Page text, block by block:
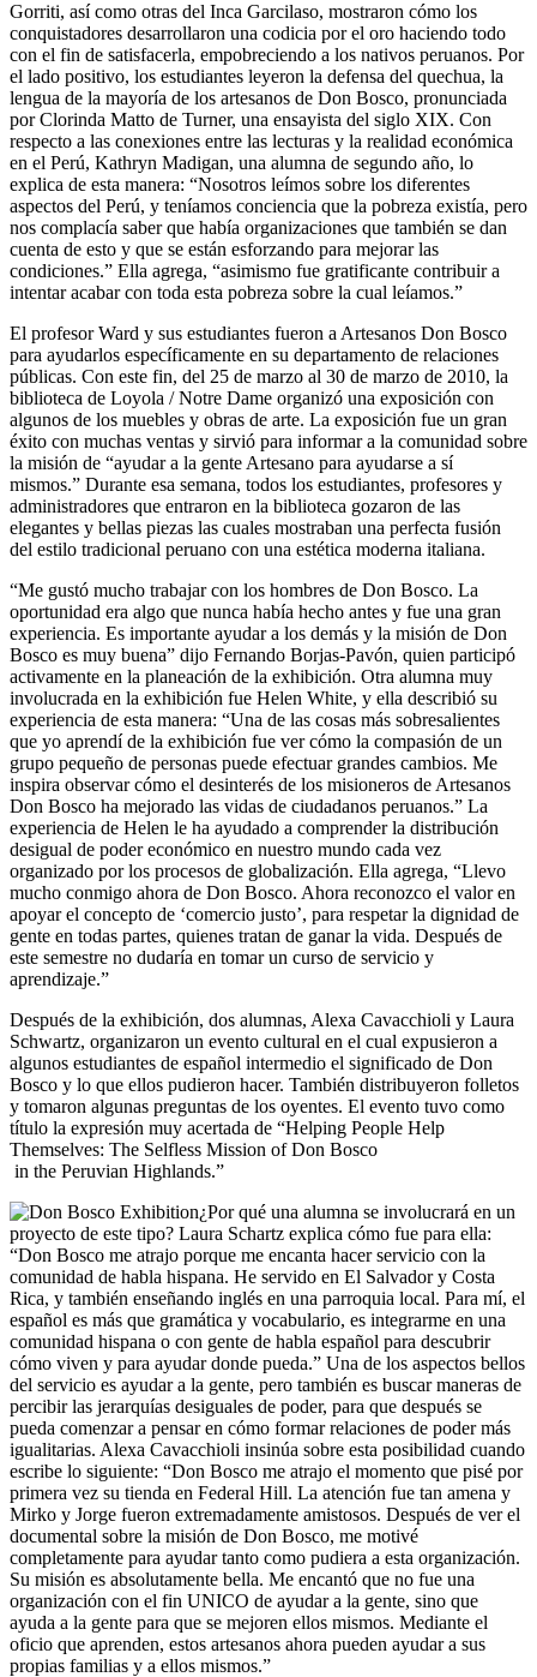
Gorriti, así como otras del Inca Garcilaso, mostraron cómo los
conquistadores desarrollaron una codicia por el oro haciendo todo
con el fin de satisfacerla, empobreciendo a los nativos peruanos. Por
el lado positivo, los estudiantes leyeron la defensa del quechua, la
lengua de la mayoría de los artesanos de Don Bosco, pronunciada
por Clorinda Matto de Turner, una ensayista del siglo XIX. Con
respecto a las conexiones entre las lecturas y la realidad económica
en el Perú, Kathryn Madigan, una alumna de segundo año, lo
explica de esta manera: “Nosotros leímos sobre los diferentes
aspectos del Perú, y teníamos conciencia que la pobreza existía, pero
nos complacía saber que había organizaciones que también se dan
cuenta de esto y que se están esforzando para mejorar las
condiciones.” Ella agrega, “asimismo fue gratificante contribuir a
intentar acabar con toda esta pobreza sobre la cual leíamos.”
El profesor Ward y sus estudiantes fueron a Artesanos Don Bosco
para ayudarlos específicamente en su departamento de relaciones
públicas. Con este fin, del 25 de marzo al 30 de marzo de 2010, la
biblioteca de Loyola / Notre Dame organizó una exposición con
algunos de los muebles y obras de arte. La exposición fue un gran
éxito con muchas ventas y sirvió para informar a la comunidad sobre
la misión de “ayudar a la gente Artesano para ayudarse a sí
mismos.” Durante esa semana, todos los estudiantes, profesores y
administradores que entraron en la biblioteca gozaron de las
elegantes y bellas piezas las cuales mostraban una perfecta fusión
del estilo tradicional peruano con una estética moderna italiana.
“Me gustó mucho trabajar con los hombres de Don Bosco. La
oportunidad era algo que nunca había hecho antes y fue una gran
experiencia. Es importante ayudar a los demás y la misión de Don
Bosco es muy buena” dijo Fernando Borjas-Pavón, quien participó
activamente en la planeación de la exhibición. Otra alumna muy
involucrada en la exhibición fue Helen White, y ella describió su
experiencia de esta manera: “Una de las cosas más sobresalientes
que yo aprendí de la exhibición fue ver cómo la compasión de un
grupo pequeño de personas puede efectuar grandes cambios. Me
inspira observar cómo el desinterés de los misioneros de Artesanos
Don Bosco ha mejorado las vidas de ciudadanos peruanos.” La
experiencia de Helen le ha ayudado a comprender la distribución
desigual de poder económico en nuestro mundo cada vez
organizado por los procesos de globalización. Ella agrega, “Llevo
mucho conmigo ahora de Don Bosco. Ahora reconozco el valor en
apoyar el concepto de ‘comercio justo’, para respetar la dignidad de
gente en todas partes, quienes tratan de ganar la vida. Después de
este semestre no dudaría en tomar un curso de servicio y
aprendizaje.”
Después de la exhibición, dos alumnas, Alexa Cavacchioli y Laura
Schwartz, organizaron un evento cultural en el cual expusieron a
algunos estudiantes de español intermedio el significado de Don
Bosco y lo que ellos pudieron hacer. También distribuyeron folletos
y tomaron algunas preguntas de los oyentes. El evento tuvo como
título la expresión muy acertada de “Helping People Help
Themselves: The Selfless Mission of Don Bosco
in the Peruvian Highlands.”
¿Por qué una alumna se involucrará en un
proyecto de este tipo? Laura Schartz explica cómo fue para ella:
“Don Bosco me atrajo porque me encanta hacer servicio con la
comunidad de habla hispana. He servido en El Salvador y Costa
Rica, y también enseñando inglés en una parroquia local. Para mí, el
español es más que gramática y vocabulario, es integrarme en una
comunidad hispana o con gente de habla español para descubrir
cómo viven y para ayudar donde pueda.” Una de los aspectos bellos
del servicio es ayudar a la gente, pero también es buscar maneras de
percibir las jerarquías desiguales de poder, para que después se
pueda comenzar a pensar en cómo formar relaciones de poder más
igualitarias. Alexa Cavacchioli insinúa sobre esta posibilidad cuando
escribe lo siguiente: “Don Bosco me atrajo el momento que pisé por
primera vez su tienda en Federal Hill. La atención fue tan amena y
Mirko y Jorge fueron extremadamente amistosos. Después de ver el
documental sobre la misión de Don Bosco, me motivé
completamente para ayudar tanto como pudiera a esta organización.
Su misión es absolutamente bella. Me encantó que no fue una
organización con el fin UNICO de ayudar a la gente, sino que
ayuda a la gente para que se mejoren ellos mismos. Mediante el
oficio que aprenden, estos artesanos ahora pueden ayudar a sus
propias familias y a ellos mismos.”